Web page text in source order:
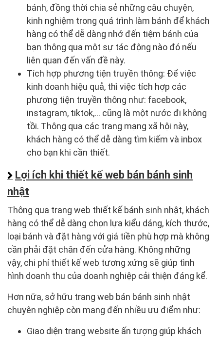
bánh, đồng thời chia sẻ những câu chuyện,
kinh nghiệm trong quá trình làm bánh để khách
hàng có thể dễ dàng nhớ đến tiệm bánh của
bạn thông qua một sự tác động nào đó nếu
liên quan đến vấn đề này.
Tích hợp phương tiện truyền thông: Để việc
kinh doanh hiệu quả, thì việc tích hợp các
phương tiện truyền thông như: facebook,
instagram, tiktok,... cũng là một nước đi không
tồi. Thông qua các trang mạng xã hội này,
khách hàng có thể dễ dàng tìm kiếm và inbox
cho bạn khi cần thiết.
Lợi ích khi thiết kế web bán bánh sinh
nhật
Thông qua trang web thiết kế bánh sinh nhật, khách
hàng có thể dễ dàng chọn lựa kiểu dáng, kích thước,
loại bánh và đặt hàng với giá tiền phù hợp mà không
cần phải đặt chân đến cửa hàng. Không những
vậy, chi phí thiết kế web tương xứng sẽ giúp tình
hình doanh thu của doanh nghiệp cải thiện đáng kể.
Hơn nữa, sở hữu trang web bán bánh sinh nhật
chuyên nghiệp còn mang đến nhiều ưu điểm như:
Giao diện trang website ấn tượng giúp khách